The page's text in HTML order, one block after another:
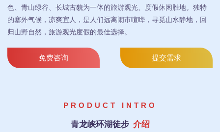
色、青山绿谷、长城古貌为一体的旅游观光、度假休闲胜地。独特
的塞外气候，凉爽宜人，是人们远离闹市喧哗，寻觅山水静地，回
归山野自然，旅游观光度假的最佳选择。
免费咨询 提交需求
PRODUCT INTRO
青龙峡环湖徒步 介绍